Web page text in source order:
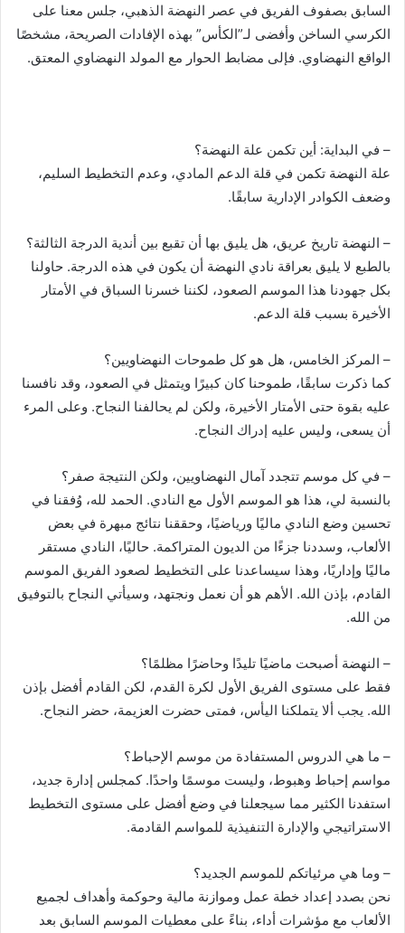
السابق بصفوف الفريق في عصر النهضة الذهبي، جلس معنا على
الكرسي الساخن وأفضى لـ”الكأس” بهذه الإفادات الصريحة، مشخصًا
الواقع النهضاوي. فإلى مضابط الحوار مع المولد النهضاوي المعتق.
– في البداية: أين تكمن علة النهضة؟
علة النهضة تكمن في قلة الدعم المادي، وعدم التخطيط السليم،
وضعف الكوادر الإدارية سابقًا.
– النهضة تاريخ عريق، هل يليق بها أن تقبع بين أندية الدرجة الثالثة؟
بالطبع لا يليق بعراقة نادي النهضة أن يكون في هذه الدرجة. حاولنا
بكل جهودنا هذا الموسم الصعود، لكننا خسرنا السباق في الأمتار
الأخيرة بسبب قلة الدعم.
– المركز الخامس، هل هو كل طموحات النهضاويين؟
كما ذكرت سابقًا، طموحنا كان كبيرًا ويتمثل في الصعود، وقد نافسنا
عليه بقوة حتى الأمتار الأخيرة، ولكن لم يحالفنا النجاح. وعلى المرء
أن يسعى، وليس عليه إدراك النجاح.
– في كل موسم تتجدد آمال النهضاويين، ولكن النتيجة صفر؟
بالنسبة لي، هذا هو الموسم الأول مع النادي. الحمد لله، وُفقنا في
تحسين وضع النادي ماليًا ورياضيًا، وحققنا نتائج مبهرة في بعض
الألعاب، وسددنا جزءًا من الديون المتراكمة. حاليًا، النادي مستقر
ماليًا وإداريًا، وهذا سيساعدنا على التخطيط لصعود الفريق الموسم
القادم، بإذن الله. الأهم هو أن نعمل ونجتهد، وسيأتي النجاح بالتوفيق
من الله.
– النهضة أصبحت ماضيًا تليدًا وحاضرًا مظلمًا؟
فقط على مستوى الفريق الأول لكرة القدم، لكن القادم أفضل بإذن
الله. يجب ألا يتملكنا اليأس، فمتى حضرت العزيمة، حضر النجاح.
– ما هي الدروس المستفادة من موسم الإحباط؟
مواسم إحباط وهبوط، وليست موسمًا واحدًا. كمجلس إدارة جديد،
استفدنا الكثير مما سيجعلنا في وضع أفضل على مستوى التخطيط
الاستراتيجي والإدارة التنفيذية للمواسم القادمة.
– وما هي مرئياتكم للموسم الجديد؟
نحن بصدد إعداد خطة عمل وموازنة مالية وحوكمة وأهداف لجميع
الألعاب مع مؤشرات أداء، بناءً على معطيات الموسم السابق بعد